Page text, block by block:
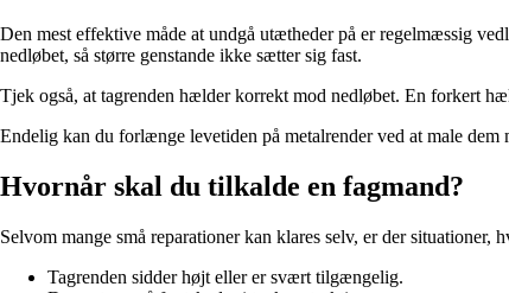
Den mest effektive måde at undgå utætheder på er regelmæssig
nedløbet, så større genstande ikke sætter sig fast.
Tjek også, at tagrenden hælder korrekt mod nedløbet. En forkert
Endelig kan du forlænge levetiden på metalrender ved at male
Hvornår skal du tilkalde en fagmand?
Selvom mange små reparationer kan klares selv, er der
Tagrenden sidder højt eller er svært tilgængelig.